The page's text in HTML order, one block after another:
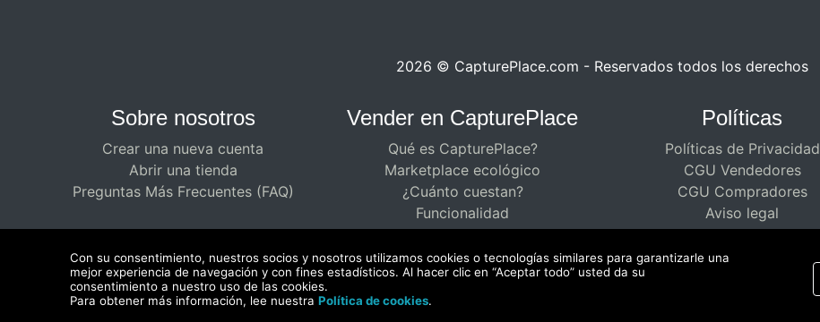
2026 © CapturePlace.com - Reservados todos los derechos
Sobre nosotros
Crear una nueva cuenta
Abrir una tienda
Preguntas Más Frecuentes (FAQ)
Vender en CapturePlace
Qué es CapturePlace?
Marketplace ecológico
¿Cuánto cuestan?
Funcionalidad
Políticas
Políticas de Privacidad
CGU Vendedores
CGU Compradores
Aviso legal
Con su consentimiento, nuestros socios y nosotros utilizamos cookies o tecnologías similares para garantizarle una
mejor experiencia de navegación y con fines estadísticos. Al hacer clic en “Aceptar todo” usted da su
consentimiento a nuestro uso de las cookies.
Para obtener más información, lee nuestra Política de cookies.